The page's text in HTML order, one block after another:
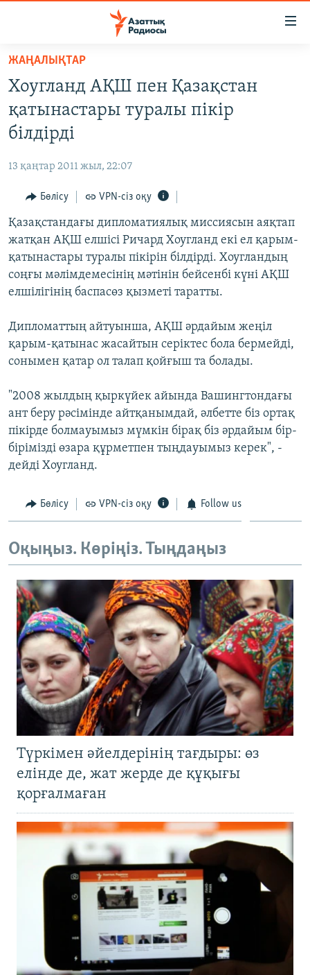
Skip
main
content
Skip
main
Navigation
Search
САЯСАТ
AZATTYQTV
АДАМ ҚҰҚЫҚТАРЫ
ӘЛЕУМЕТ
ӘЛЕМ
АРНАЙЫ ЖОБАЛАР
Русский
ЖАЗЫЛЫҢЫЗ
ЖАҢАЛЫҚТАР
Хоугланд АҚШ пен Қазақстан
қатынастары туралы пікір
білдірді
13 қаңтар 2011 жыл, 22:07
Бөлісу VPN-сіз оқу
Қазақстандағы дипломатиялық миссиясын аяқтап
жатқан АҚШ елшісі Ричард Хоугланд екі ел қарым-
қатынастары туралы пікірін білдірді. Хоугландың
соңғы мәлімдемесінің мәтінін бейсенбі күні АҚШ
елшілігінің баспасөз қызметі таратты.
Дипломаттың айтуынша, АҚШ әрдайым жеңіл
қарым-қатынас жасайтын серіктес бола бермейді,
сонымен қатар ол талап қойғыш та болады.
"2008 жылдың қыркүйек айында Вашингтондағы
ант беру рәсімінде айтқанымдай, әлбетте біз ортақ
пікірде болмауымыз мүмкін бірақ біз әрдайым бір-
бірімізді өзара құрметпен тыңдауымыз керек", -
дейді Хоугланд.
Бөлісу VPN-сіз оқу Follow us
Оқыңыз. Көріңіз. Тыңдаңыз
Түркімен әйелдерінің тағдыры: өз
елінде де, жат жерде де құқығы
қорғалмаған